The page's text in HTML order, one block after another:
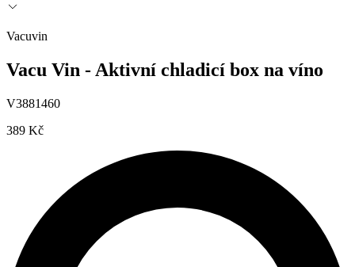
Vacuvin
Vacu Vin - Aktivní chladicí box na víno
V3881460
389 Kč